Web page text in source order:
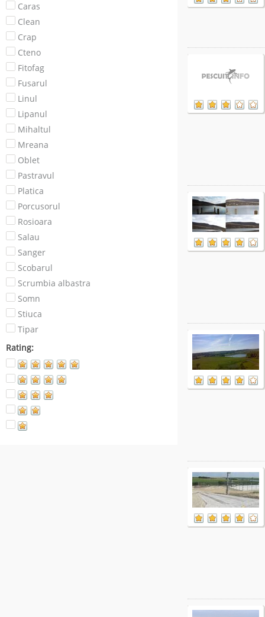
Caras
Clean
Crap
Cteno
Fitofag
Fusarul
Linul
Lipanul
Mihaltul
Mreana
Oblet
Pastravul
Platica
Porcusorul
Rosioara
Salau
Sanger
Scobarul
Scrumbia albastra
Somn
Stiuca
Tipar
Rating: